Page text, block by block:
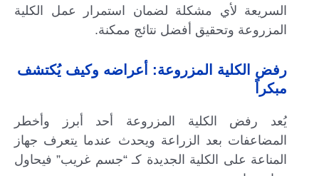
السريعة لأي مشكلة لضمان استمرار عمل الكلية
المزروعة وتحقيق أفضل نتائج ممكنة.
رفض الكلية المزروعة: أعراضه وكيف يُكتشف
مبكراً
يُعد رفض الكلية المزروعة أحد أبرز وأخطر
المضاعفات بعد الزراعة ويحدث عندما يتعرف جهاز
المناعة على الكلية الجديدة كـ “جسم غريب” فيحاول